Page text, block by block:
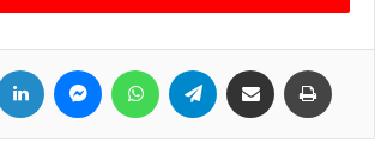
de productos en góndolas,
y depósitos son parte de las acciones del
que termino labrando las actuaciones
LinkedIn MessengerWhatsApp Telegram Compartir por correo electrónico